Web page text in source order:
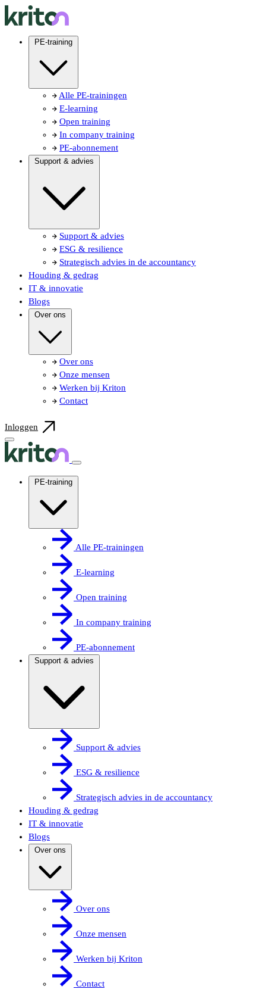
PE-training
Alle PE-trainingen
E-learning
Open training
In company training
PE-abonnement
Support & advies
Support & advies
ESG & resilience
Strategisch advies in de accountancy
Houding & gedrag
IT & innovatie
Blogs
Over ons
Over ons
Onze mensen
Werken bij Kriton
Contact
Inloggen
PE-training
Alle PE-trainingen
E-learning
Open training
In company training
PE-abonnement
Support & advies
Support & advies
ESG & resilience
Strategisch advies in de accountancy
Houding & gedrag
IT & innovatie
Blogs
Over ons
Over ons
Onze mensen
Werken bij Kriton
Contact